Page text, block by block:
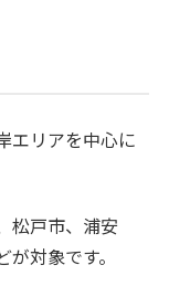
エリアを中心に
松戸市、浦安
対象です。